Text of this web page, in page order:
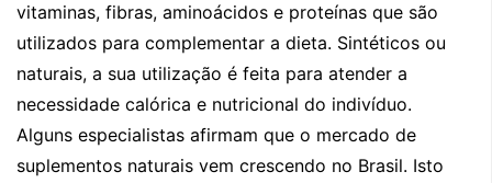
vitaminas, fibras, aminoácidos e proteínas que são
utilizados para complementar a dieta. Sintéticos ou
naturais, a sua utilização é feita para atender a
necessidade calórica e nutricional do indivíduo.
Alguns especialistas afirmam que o mercado de
suplementos naturais vem crescendo no Brasil. Isto